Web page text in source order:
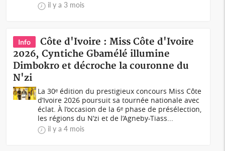
il y a 3 mois
Info
Côte d'Ivoire : Miss Côte d'Ivoire
2026, Cyntiche Gbamélé illumine
Dimbokro et décroche la couronne du
N'zi
La 30ᵉ édition du prestigieux concours Miss Côte
d’Ivoire 2026 poursuit sa tournée nationale avec
éclat. À l’occasion de la 6ᵉ phase de présélection,
les régions du N’zi et de l’Agneby-Tiass...
il y a 4 mois